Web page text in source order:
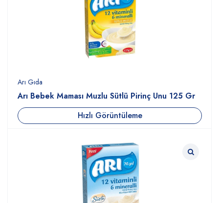
Arı Gıda
Arı Bebek Maması Muzlu Sütlü Pirinç Unu 125 Gr
Hızlı Görüntüleme